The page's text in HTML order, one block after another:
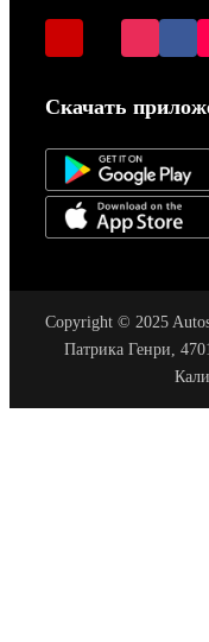
Скачать
Copyright © 2025
Патрика Генри,